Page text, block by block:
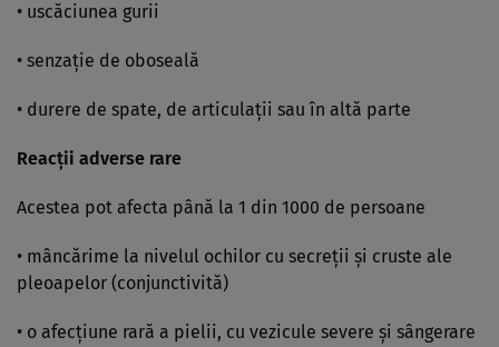
• uscăciunea gurii
• senzaţie de oboseală
• durere de spate, de articulaţii sau în altă parte
Reacţii adverse rare
Acestea pot afecta până la 1 din 1000 de persoane
• mâncărime la nivelul ochilor cu secreţii şi cruste ale
pleoapelor (conjunctivită)
• o afecţiune rară a pielii, cu vezicule severe şi sângerare